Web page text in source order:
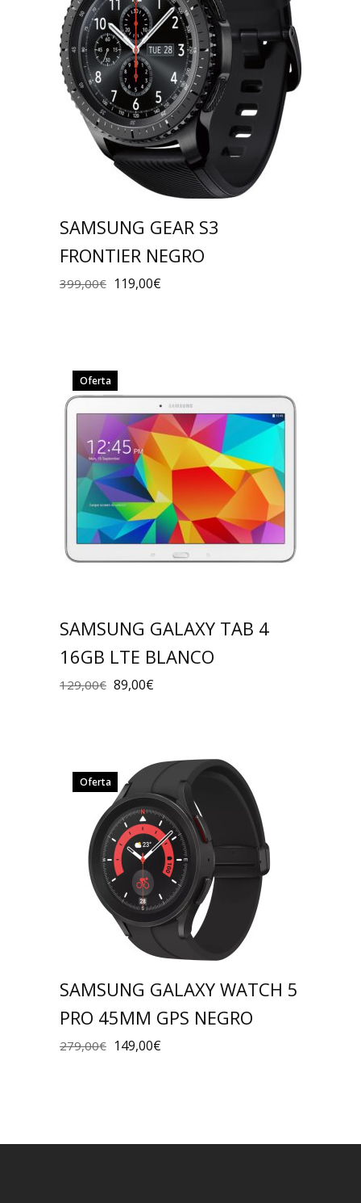
SAMSUNG GEAR S3
FRONTIER NEGRO
399,00€ 119,00€
Oferta
SAMSUNG GALAXY TAB 4
16GB LTE BLANCO
129,00€ 89,00€
Oferta
SAMSUNG GALAXY WATCH 5
PRO 45MM GPS NEGRO
279,00€ 149,00€